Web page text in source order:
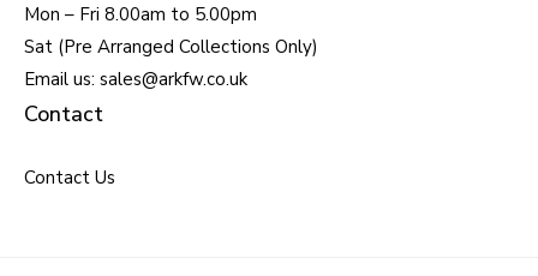
Mon – Fri 8.00am to 5.00pm
Sat (Pre Arranged Collections Only)
Email us: sales@arkfw.co.uk
Contact
Contact Us